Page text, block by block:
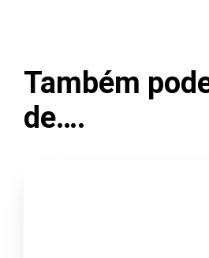
Também
de….